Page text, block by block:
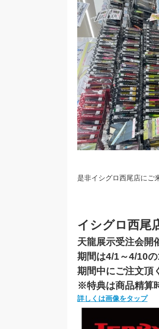
是非イシグロ西尾店にご
イシグロ西尾
天龍展示受注会開
期間は4/1～4/10の
期間中にご注文頂
※特典は商品精算
詳しくは画像をタップ